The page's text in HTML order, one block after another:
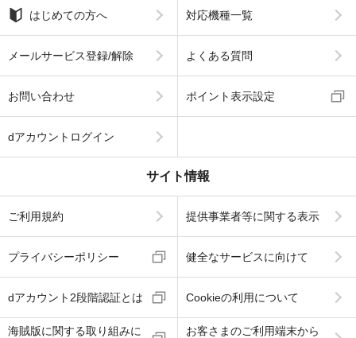
はじめての方へ 対応機種一覧
メールサービス登録/解除 よくある質問
お問い合わせ ポイント表示設定
dアカウントログイン
サイト情報
ご利用規約 提供事業者等に関する表示
プライバシーポリシー 健全なサービスに向けて
dアカウント2段階認証とは Cookieの利用について
海賊版に関する取り組みに
お客さまのご利用端末から